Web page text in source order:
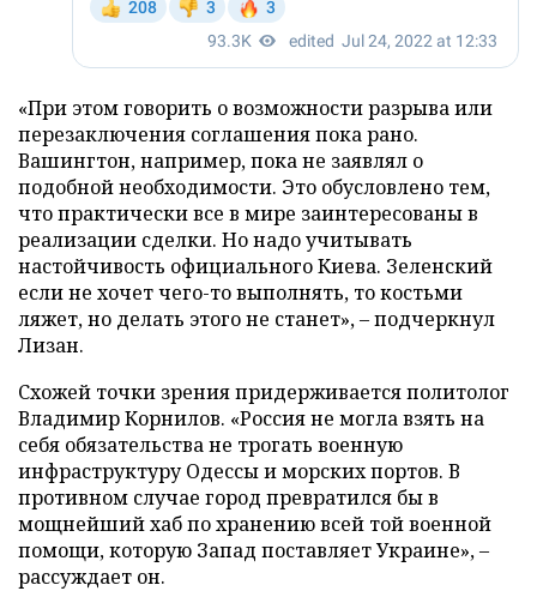
«При этом говорить о возможности разрыва или
перезаключения соглашения пока рано.
Вашингтон, например, пока не заявлял о
подобной необходимости. Это обусловлено тем,
что практически все в мире заинтересованы в
реализации сделки. Но надо учитывать
настойчивость официального Киева. Зеленский
если не хочет чего-то выполнять, то костьми
ляжет, но делать этого не станет», – подчеркнул
Лизан.
Схожей точки зрения придерживается политолог
Владимир Корнилов. «Россия не могла взять на
себя обязательства не трогать военную
инфраструктуру Одессы и морских портов. В
противном случае город превратился бы в
мощнейший хаб по хранению всей той военной
помощи, которую Запад поставляет Украине», –
рассуждает он.